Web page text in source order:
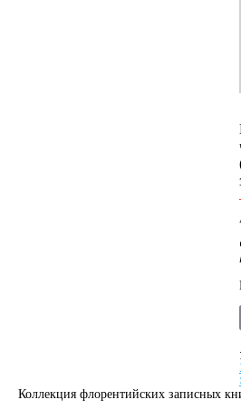
Коллекция флорентийских записных